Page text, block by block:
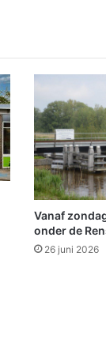
Vanaf
onder de
26 juni 2026